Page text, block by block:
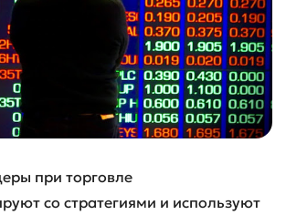
при торговле
со стратегиями и используют